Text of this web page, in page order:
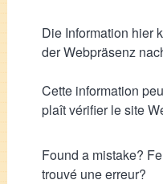
Die Information hier
der Webpräsenz
Cette information
plaît vérifier le site
Found a mistake?
trouvé une erreur?